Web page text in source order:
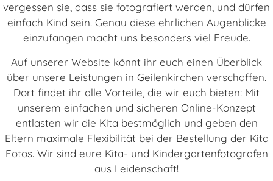
vergessen sie, dass sie fotografiert werden, und dürfen
einfach Kind sein. Genau diese ehrlichen Augenblicke
einzufangen macht uns besonders viel Freude.
Auf unserer Website könnt ihr euch einen Überblick
über unsere Leistungen in Geilenkirchen verschaffen.
Dort findet ihr alle Vorteile, die wir euch bieten: Mit
unserem einfachen und sicheren Online-Konzept
entlasten wir die Kita bestmöglich und geben den
Eltern maximale Flexibilität bei der Bestellung der Kita
Fotos. Wir sind eure Kita- und Kindergartenfotografen
aus Leidenschaft!